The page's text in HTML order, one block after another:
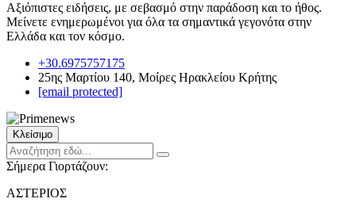
Αξιόπιστες ειδήσεις, με σεβασμό στην παράδοση και το ήθος.
Μείνετε ενημερωμένοι για όλα τα σημαντικά γεγονότα στην
Ελλάδα και τον κόσμο.
+30.6975757175
25ης Μαρτίου 140, Μοίρες Ηρακλείου Κρήτης
[email protected]
Κλείσιμο
Σήμερα Γιορτάζουν:
ΑΣΤΕΡΙΟΣ